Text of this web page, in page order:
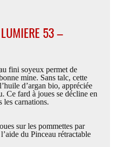
53 –
fini soyeux permet de
mine. Sans talc, cette
d’argan bio, appréciée
Ce fard à joues se décline en
les carnations.
sur les pommettes par
du Pinceau rétractable